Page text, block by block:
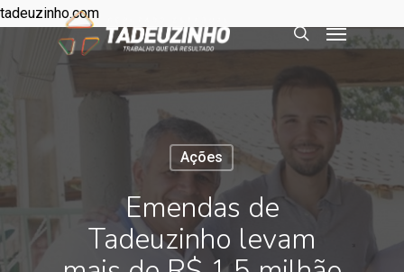
tadeuzinho.com
Ações
Emendas de
Tadeuzinho levam